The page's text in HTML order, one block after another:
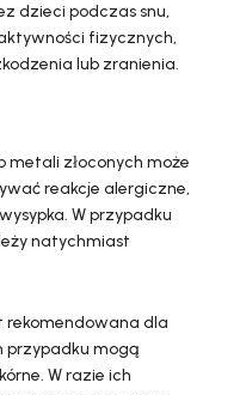
dzieci podczas snu,
fizycznych,
lub zranienia.
metali złoconych może
reakcje alergiczne,
W przypadku
natychmiast
rekomendowana dla
przypadku mogą
W razie ich